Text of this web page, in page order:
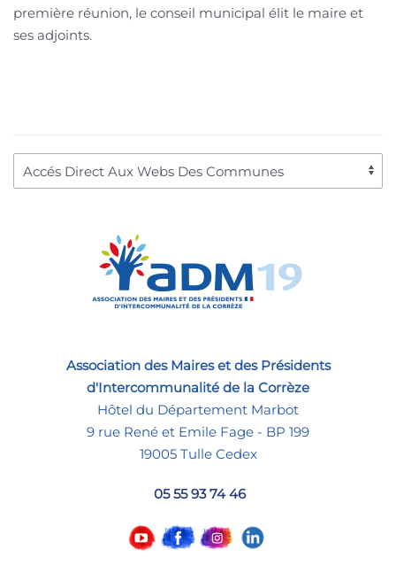
première réunion, le conseil municipal élit le maire et
ses adjoints.
Association des Maires et des Présidents
d'Intercommunalité de la Corrèze
Hôtel du Département Marbot
9 rue René et Emile Fage - BP 199
19005 Tulle Cedex
05 55 93 74 46